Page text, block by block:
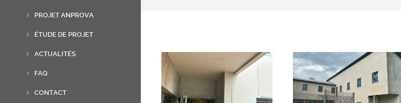
PROJET ANPROVA
ÉTUDE DE PROJET
ACTUALITÉS
FAQ
CONTACT